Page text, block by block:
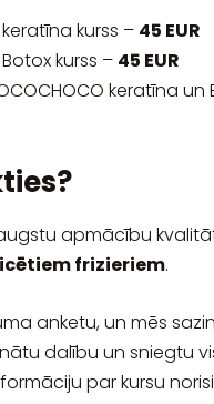
kurss – 45 EUR
kurss – 45 EUR
keratīna un
apmācību
frizieriem.
anketu, un mēs
dalību un sniegtu
par kursu